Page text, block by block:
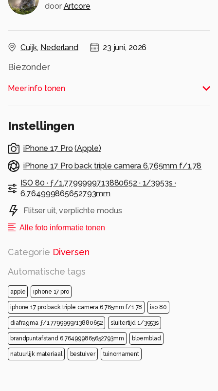
door Artcore
Cuijk, Nederland 23 juni, 2026
Biezonder
Alle rechten voorbehouden
Meer info tonen
Instellingen
iPhone 17 Pro (Apple)
iPhone 17 Pro back triple camera 6.765mm f/1.78
ISO 80 · ƒ/1.7799999713880652 · 1/3953s ·
6.764999865652793mm
Flitser uit, verplichte modus
Alle foto informatie tonen
Categorie Diversen
Automatische tags
apple iphone 17 pro
iphone 17 pro back triple camera 6.765mm f/1.78 iso 80
diafragma ƒ/1.7799999713880652 sluitertijd 1/3953s
brandpuntafstand 6.764999865652793mm bloemblad
natuurlijk materiaal bestuiver tuinornament